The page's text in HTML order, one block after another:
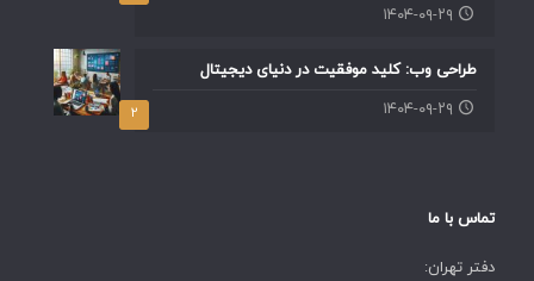
۱۴۰۴-۰۹-۲۹
۲
طراحی وب: کلید موفقیت در دنیای دیجیتال
۱۴۰۴-۰۹-۲۹
تماس با ما
دفتر تهران: